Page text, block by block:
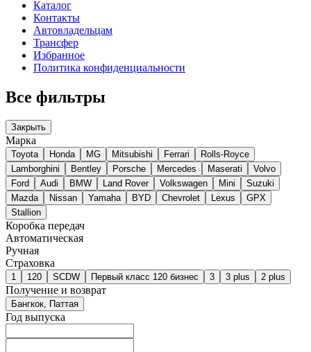
Каталог
Контакты
Автовладельцам
Трансфер
Избранное
Политика конфиденциальности
Все фильтры
Закрыть
Марка
Toyota Honda MG Mitsubishi Ferrari
Rolls-Royce
Lamborghini
Bentley Porsche Mercedes Maserati
Volvo
Ford
Audi BMW Land Rover Volkswagen Mini
Suzuki
Mazda
Nissan Yamaha BYD Chevrolet Lexus
GPX
Stallion
Коробка передач
Автоматическая
Ручная
Страховка
1 120 SCDW Первый класс 120 бизнес 3 3 plus 2 plus
Получение и возврат
Бангкок, Паттая
Год выпуска